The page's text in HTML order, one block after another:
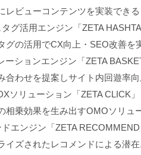
ビューコンテンツを実装できる
タグ活用エンジン「ZETA
の活用でCX向上・SEO改善を
ーションエンジン「ZETA
合わせを提案しサイト内回遊率
ソリューション「ZETA CLICK」
乗効果を生み出すOMOソリュー
ドエンジン「ZETA RECOMMEND
ズされたレコメンドによる潜在